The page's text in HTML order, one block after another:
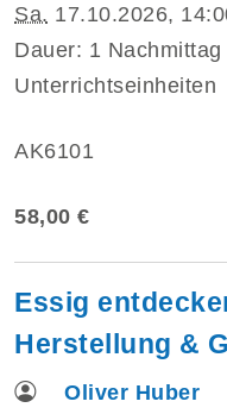
Sa. 17.10.2026,
Dauer: 1
Unterrichtseinheiten
AK6101
58,00 €
Essig
Herstellung &
Oliver Huber